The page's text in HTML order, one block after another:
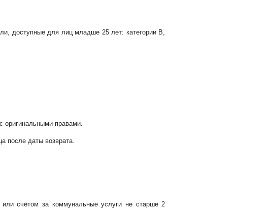
доступные для лиц младше 25 лет: категории B,
оригинальными правами.
после даты возврата.
счётом за коммунальные услуги не старше 2